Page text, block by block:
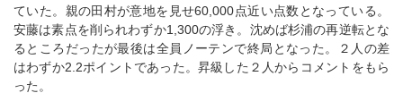
ていた。親の田村が意地を見せ60,000点近い点数となっている。
安藤は素点を削られわずか1,300の浮き。沈めば杉浦の再逆転とな
るところだったが最後は全員ノーテンで終局となった。２人の差
はわずか2.2ポイントであった。昇級した２人からコメントをもら
った。